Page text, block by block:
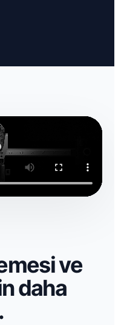
ve
daha